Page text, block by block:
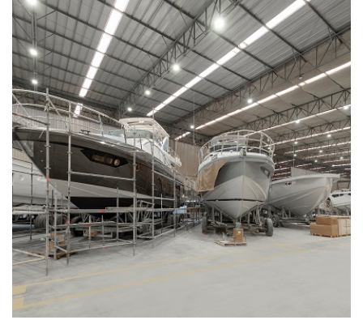
06/08/2026 | 07:00
Camboriú: exposição de arte transforma o Paço Municipal em um espaço
de cultura